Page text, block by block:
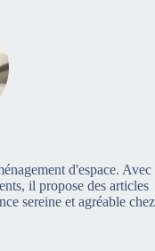
d'espace. Avec
il propose des articles
sereine et agréable chez